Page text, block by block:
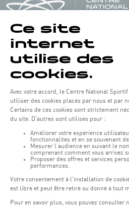
Öffnungszeiten von the Coque:
Montag - Freitag : 06:30 - 22:00
Wochenende: 07:30 - 19:00 Uhr
Remember to check the opening hours of
Zugriff:
COQUE • 2, rue Léon Hengen,
Öffentliche Verkehrsmittel: Tram